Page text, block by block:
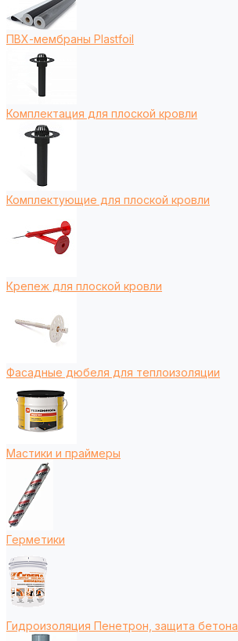
ПВХ-мембраны Plastfoil
Комплектация для плоской кровли
Комплектующие для плоской кровли
Крепеж для плоской кровли
Фасадные дюбеля для теплоизоляции
Мастики и праймеры
Герметики
Гидроизоляция Пенетрон, защита бетона